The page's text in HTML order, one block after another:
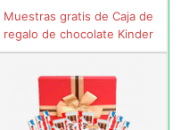
Muestras gratis de Caja de
regalo de chocolate Kinder